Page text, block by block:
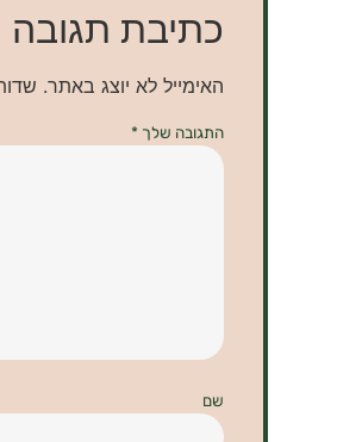
כתיבת תגובה
האימייל לא יוצג באתר.
התגובה שלך *
שם